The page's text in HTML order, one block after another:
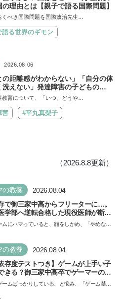
の理由とは【親子で語る国際問題】
くべき国際問題を国際政治先生…
語る世界のギモン
2026.08.06
の距離感がわからない」「自分の体
洗えない」発達障害の子どもの
関する困りごと・性教育のポイント
教育について、「いつ、どうや…
害 #平丸真梨子
（2026.8.8更新）
の教養 2026.08.04
で御三家中高からフリーターに…。
学部へ逆転合格した現役医師が断言
経験が受験勉強に役立った」そう考
ムにハマっていると、顔をしかめ、「やめなさ
の教養 2026.08.04
存度テストつき】ゲームが上手い子
きる？御三家中高卒でゲーマーの医
史さんが教えるゲームしながら受験
ームばっかりしている、と悩み、「ゲーム禁